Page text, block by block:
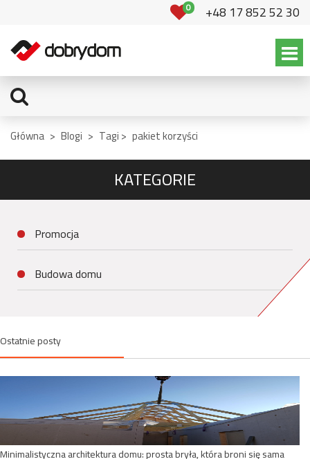
0 +48 17 852 52 30
Główna > Blogi > Tagi > pakiet korzyści
KATEGORIE
Promocja
Budowa domu
Ostatnie posty
Minimalistyczna architektura domu: prosta bryła, która broni się sama